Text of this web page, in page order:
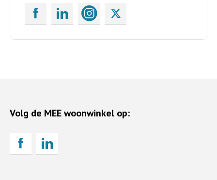
Volg de MEE woonwinkel op: